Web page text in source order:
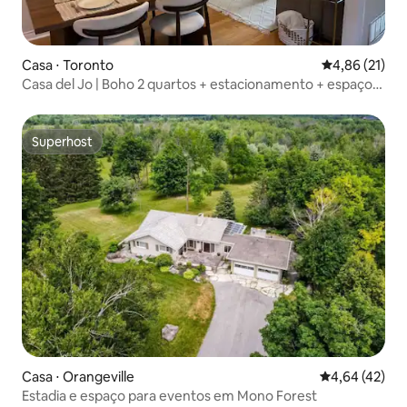
Casa ⋅ Toronto 4,86 de uma
4,86 (21)
Casa del Jo | Boho 2 quartos + estacionamento + espaço
Superhost
Superhost
Casa ⋅ Orangeville 4,64 de uma
4,64 (42)
Estadia e espaço para eventos em Mono Forest